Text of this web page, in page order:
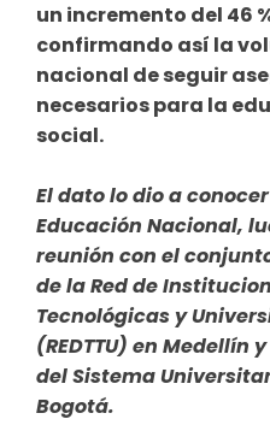
un incremento del 46
confirmando así la
nacional de seguir
necesarios para la
social.
El dato lo dio a
Educación Nacional,
reunión con el
de la Red de
Tecnológicas y
(REDTTU) en Medellín
del Sistema
Bogotá.